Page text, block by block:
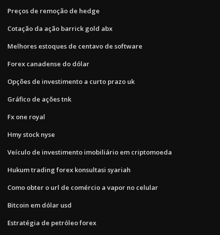
Preços de remoção de hedge
Cotação da ação barrick gold abx
Melhores estoques de centavo de software
Forex canadense do dólar
Opções de investimento a curto prazo uk
Gráfico de ações tnk
Fx one royal
Hmy stock nyse
Veículo de investimento imobiliário em criptomoeda
Hukum trading forex konsultasi syariah
Como obter o url de comércio a vapor no celular
Bitcoin em dólar usd
Estratégia de petróleo forex